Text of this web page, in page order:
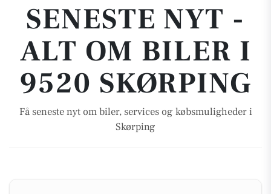
SENESTE NYT -
ALT OM BILER I
9520 SKØRPING
Få seneste nyt om biler, services og købsmuligheder i
Skørping